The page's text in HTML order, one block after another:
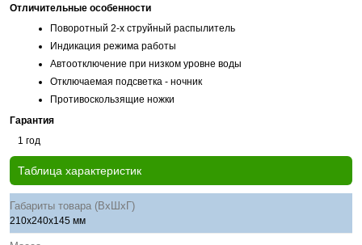
Отличительные особенности
Поворотный 2-х струйный распылитель
Индикация режима работы
Автоотключение при низком уровне воды
Отключаемая подсветка - ночник
Противоскользящие ножки
Гарантия
1 год
Таблица характеристик
Габариты товара (ВхШхГ)
210x240x145 мм